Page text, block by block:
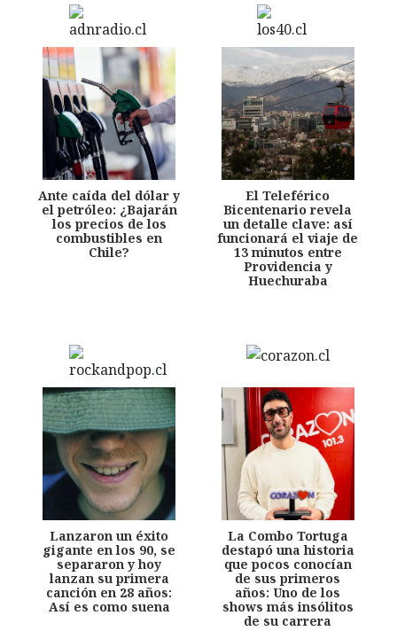
Ante caída del dólar y
el petróleo: ¿Bajarán
los precios de los
combustibles en
Chile?
El Teleférico
Bicentenario revela
un detalle clave: así
funcionará el viaje de
13 minutos entre
Providencia y
Huechuraba
Lanzaron un éxito
gigante en los 90, se
separaron y hoy
lanzan su primera
canción en 28 años:
Así es como suena
La Combo Tortuga
destapó una historia
que pocos conocían
de sus primeros
años: Uno de los
shows más insólitos
de su carrera